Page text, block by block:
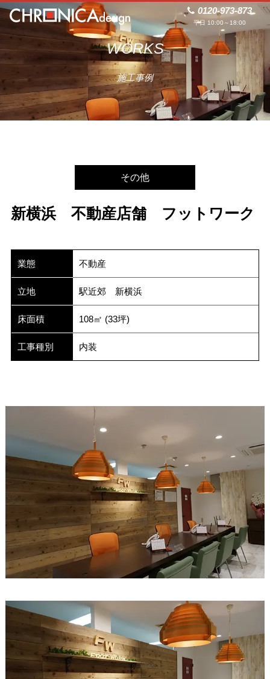
0120-973-873
平日 10:00～18:00
WORKS
施工事例
その他
新横浜 不動産店舗 フットワーク
業態 不動産
立地 駅近郊 新横浜
床面積 108㎡ (33坪)
工事種別 内装